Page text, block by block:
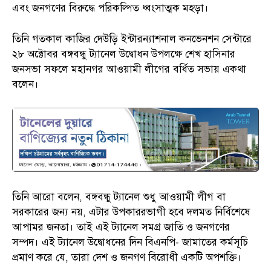
এবং জনগণের বিরুদ্ধে পরিকল্পিত ধ্বংসাত্মক মহড়া।
তিনি গতকাল কাজির দেউড়ি ইন্টারন্যাশনাল কনভেনশন সেন্টারে
২৮ অক্টোবর বঙ্গবন্ধু ট্যানেল উদ্বোধন উপলক্ষে শেখ হাসিনার
জনসভা সফলে মহানগর আওয়ামী লীগের বর্ধিত সভায় একথা
বলেন।
তিনি আরো বলেন, বঙ্গবন্ধু ট্যানেল শুধু আওয়ামী লীগ বা
সরকারের জন্য নয়, এটার উপকাররভাগী হবে দলমত নির্বিশেষে
আপামর জনতা। তাই এই ট্যানেল সমগ্র জাতি ও জনগণের
সম্পদ। এই ট্যানেল উদ্বোধনের দিন বিএনপি- জামাতের কর্মসূচি
প্রমাণ করে যে, তারা দেশ ও জনগণ বিরোধী একটি অপশক্তি।